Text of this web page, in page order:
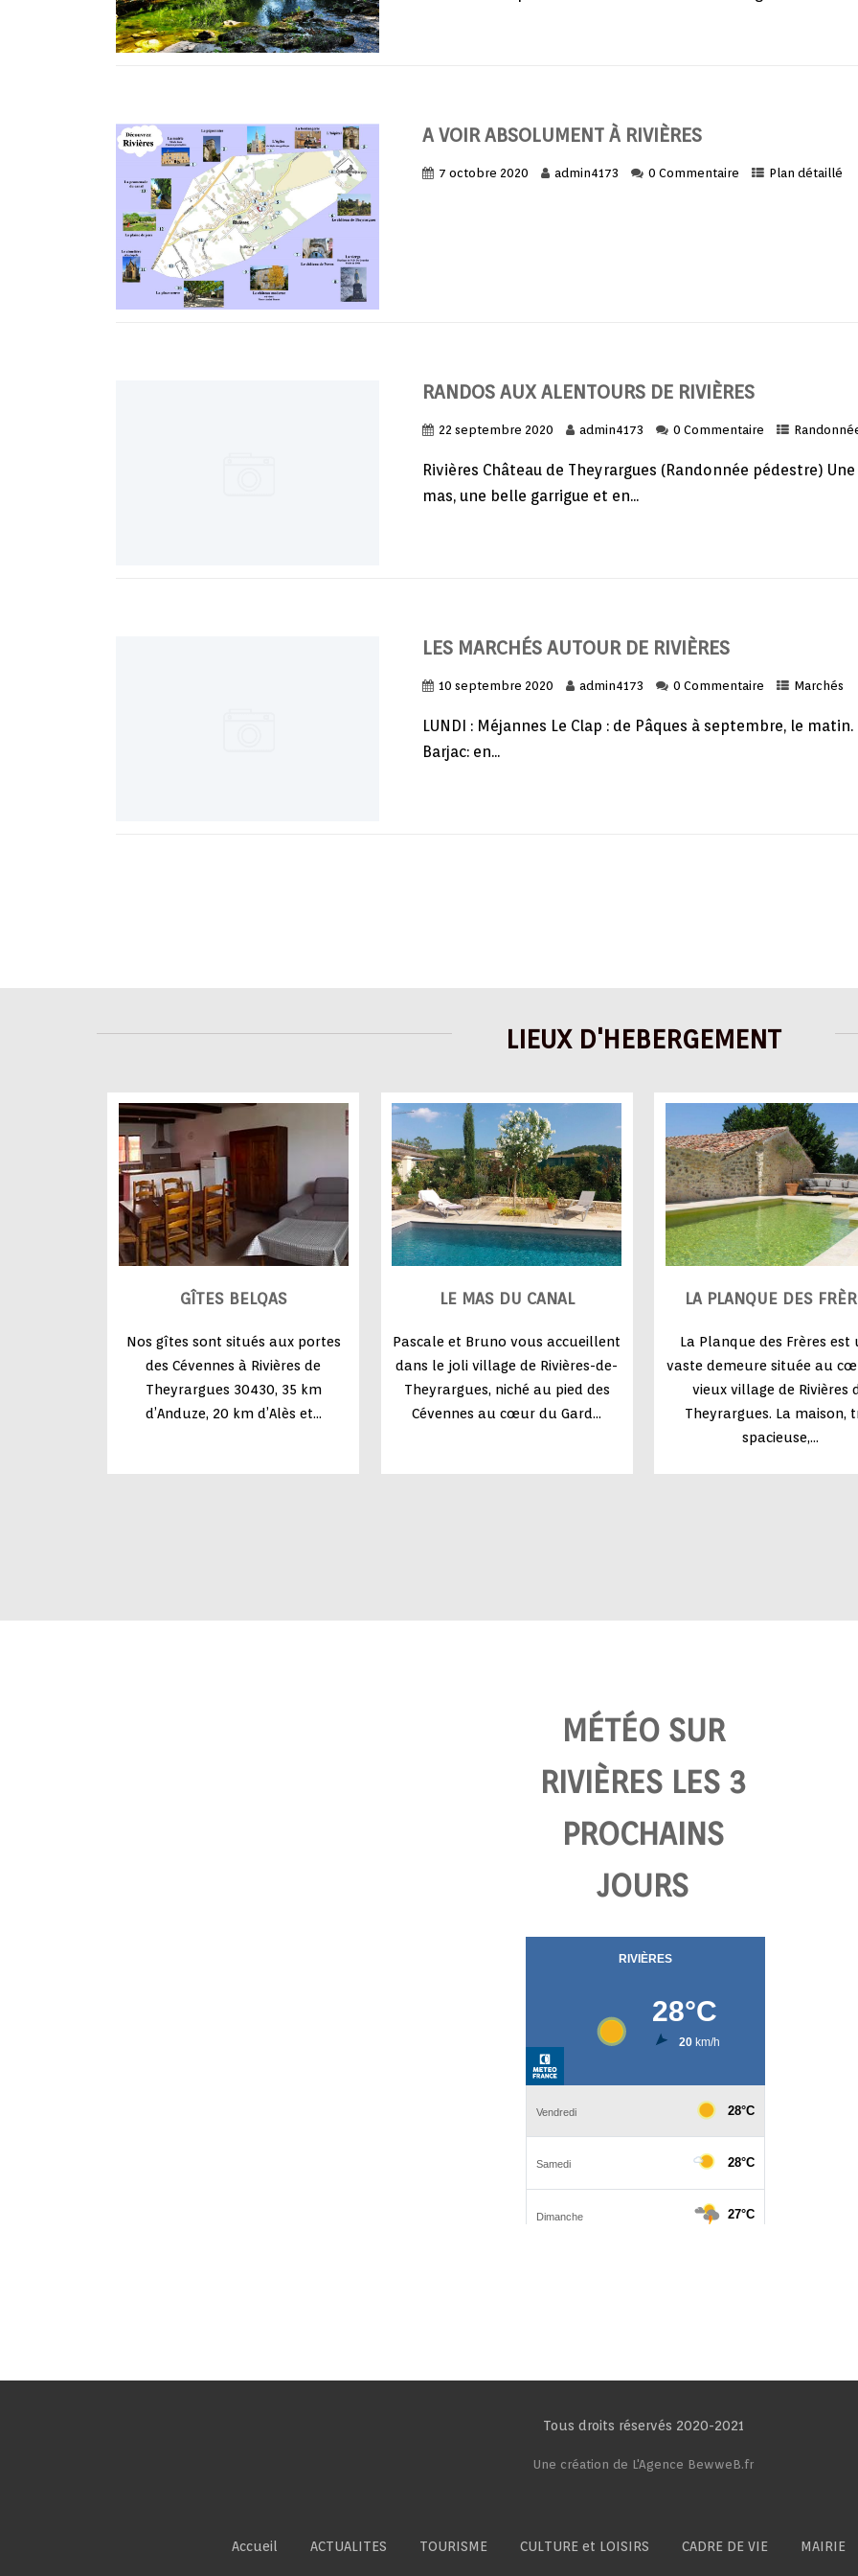
A VOIR ABSOLUMENT À RIVIÈRES
7 octobre 2020 admin4173 0 Commentaire Plan détaillé
RANDOS AUX ALENTOURS DE RIVIÈRES
22 septembre 2020 admin4173 0 Commentaire
Rivières Château de Theyrargues (Randonnée pédestre)
mas, une belle garrigue et en...
LES MARCHÉS AUTOUR DE RIVIÈRES
10 septembre 2020 admin4173 0 Commentaire Marchés
LUNDI : Méjannes Le Clap : de Pâques à septembre, le
Barjac: en...
LIEUX D'HEBERGEMENT
GÎTES BELQAS
Nos gîtes sont situés aux portes
des Cévennes à Rivières de
Theyrargues 30430, 35 km
d’Anduze, 20 km d’Alès et...
LE MAS DU CANAL
Pascale et Bruno vous accueillent
dans le joli village de Rivières-de-
Theyrargues, niché au pied des
Cévennes au cœur du Gard...
LA PLANQUE DES
La Planque des Frères est
vaste demeure située au
vieux village de Rivières
Theyrargues. La maison,
spacieuse,...
MÉTÉO SUR
RIVIÈRES LES 3
PROCHAINS
JOURS
Tous droits réservés 2020-2021
Une création de L'Agence BewweB.fr
Accueil ACTUALITES TOURISME CULTURE et LOISIRS CADRE DE VIE MAIRIE